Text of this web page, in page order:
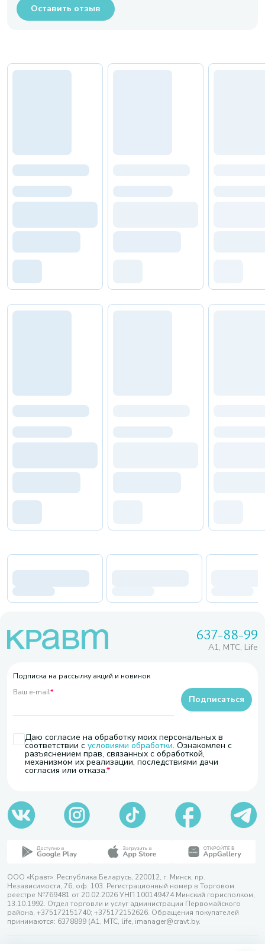
Оставить отзыв
637-88-99
A1, МТС, Life
Подписка на рассылку акций и новинок
Ваш e-mail*
Даю согласие на обработку моих персональных в
соответствии с условиями обработки. Ознакомлен с
разъяснением прав, связанных с обработкой,
механизмом их реализации, последствиями дачи
согласия или отказа.
Подписаться
ООО «Кравт». Республика Беларусь, 220012, г. Минск, пр.
Независимости, 76, оф. 103. Регистрационный номер в Торговом
реестре №769481 от 20.02.2026 УНП 100149474 Минский горисполком,
13.10.1992. Отдел торговли и услуг администрации Первомайского
района, +375172151740; +375172152626. Обращения покупателей
принимаются: 6378899 (А1, МТС, life, imanager@cravt.by.